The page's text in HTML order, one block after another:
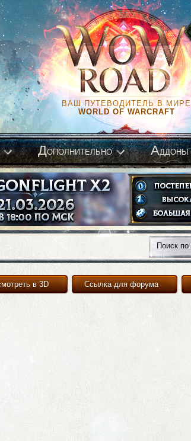
ВАШ ПУТЕВОДИТЕЛЬ В МИРЕ
WORLD OF WARCRAFT
Дополнительно Аддоны
Ссылка для форума
в 3D